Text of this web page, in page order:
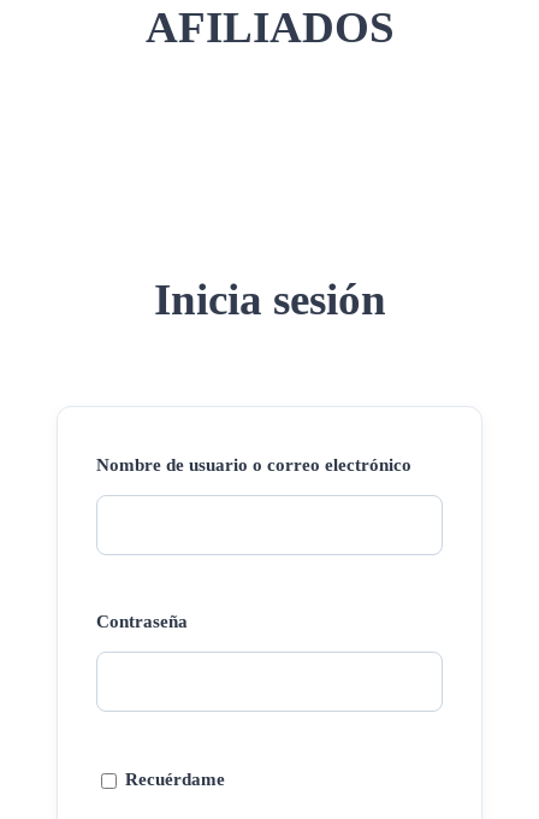
AFILIADOS
Inicia sesión
Nombre de usuario o correo electrónico
Contraseña
Recuérdame